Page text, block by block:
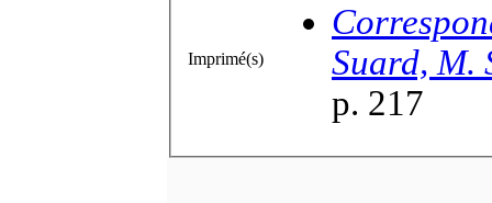
Imprimé(s)
Suard, M.
p. 217